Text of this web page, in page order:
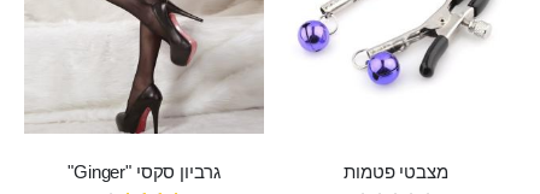
מצבטי פטמות גרביון סקסי "Ginger"